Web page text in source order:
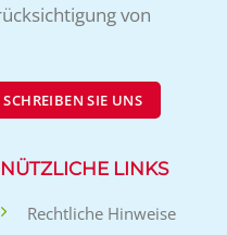
von
SCHREIBEN SIE UNS
NÜTZLICHE LINKS
Rechtliche Hinweise